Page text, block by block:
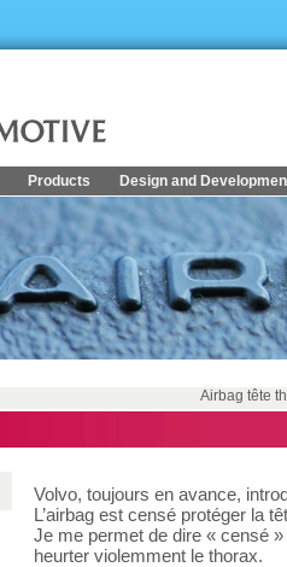
Products Design and
Airbag tête
Volvo, toujours en avance,
L’airbag est censé protéger la
Je me permet de dire « censé
heurter violemment le thorax.